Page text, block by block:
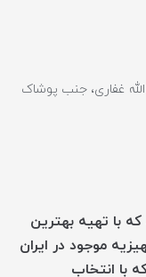
الله غفاری، جنب پوشاک
که با تهیه بهترین
موجود در ایران
با انتخاب